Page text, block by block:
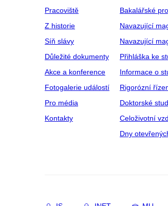
Pracoviště
Z historie
Síň slávy
Důležité dokumenty
Akce a konference
Fotogalerie událostí
Pro média
Kontakty
Bakalářské
Navazující
Navazující
Přihláška ke
Informace o
Rigorózní
Doktorské
Celoživotní
Dny